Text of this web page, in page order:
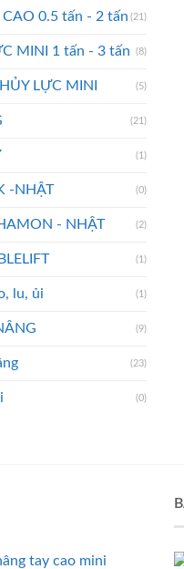
CAO 0.5 tấn - 2 tấn (21)
MINI 1 tấn - 3 tấn (8)
LỰC MINI (5)
(21)
(1)
-NHẬT (0)
- NHẬT (2)
(1)
lu, ủi (1)
(9)
(23)
(0)
tay cao mini